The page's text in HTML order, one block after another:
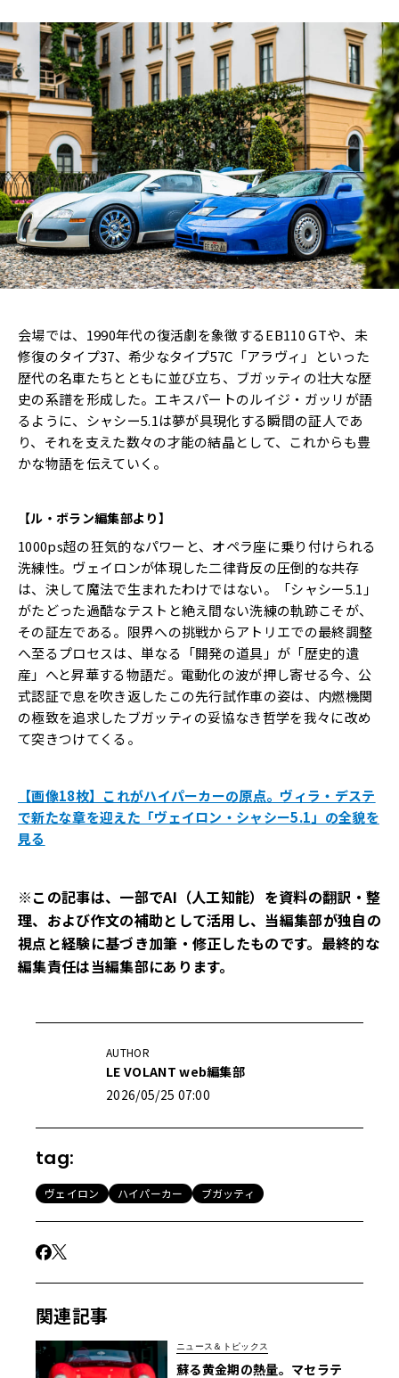
会場では、1990年代の復活劇を象徴するEB110 GTや、未
修復のタイプ37、希少なタイプ57C「アラヴィ」といった
歴代の名車たちとともに並び立ち、ブガッティの壮大な歴
史の系譜を形成した。エキスパートのルイジ・ガッリが語
るように、シャシー5.1は夢が具現化する瞬間の証人であ
り、それを支えた数々の才能の結晶として、これからも豊
かな物語を伝えていく。
【ル・ボラン編集部より】
1000ps超の狂気的なパワーと、オペラ座に乗り付けられる
洗練性。ヴェイロンが体現した二律背反の圧倒的な共存
は、決して魔法で生まれたわけではない。「シャシー5.1」
がたどった過酷なテストと絶え間ない洗練の軌跡こそが、
その証左である。限界への挑戦からアトリエでの最終調整
へ至るプロセスは、単なる「開発の道具」が「歴史的遺
産」へと昇華する物語だ。電動化の波が押し寄せる今、公
式認証で息を吹き返したこの先行試作車の姿は、内燃機関
の極致を追求したブガッティの妥協なき哲学を我々に改め
て突きつけてくる。
【画像18枚】これがハイパーカーの原点。ヴィラ・デステ
で新たな章を迎えた「ヴェイロン・シャシー5.1」の全貌を
見る
※この記事は、一部でAI（人工知能）を資料の翻訳・整
理、および作文の補助として活用し、当編集部が独自の
視点と経験に基づき加筆・修正したものです。最終的な
編集責任は当編集部にあります。
AUTHOR
LE VOLANT web編集部
2026/05/25 07:00
tag:
ヴェイロン ハイパーカー ブガッティ
関連記事
ニュース＆トピックス
蘇る黄金期の熱量。マセラテ